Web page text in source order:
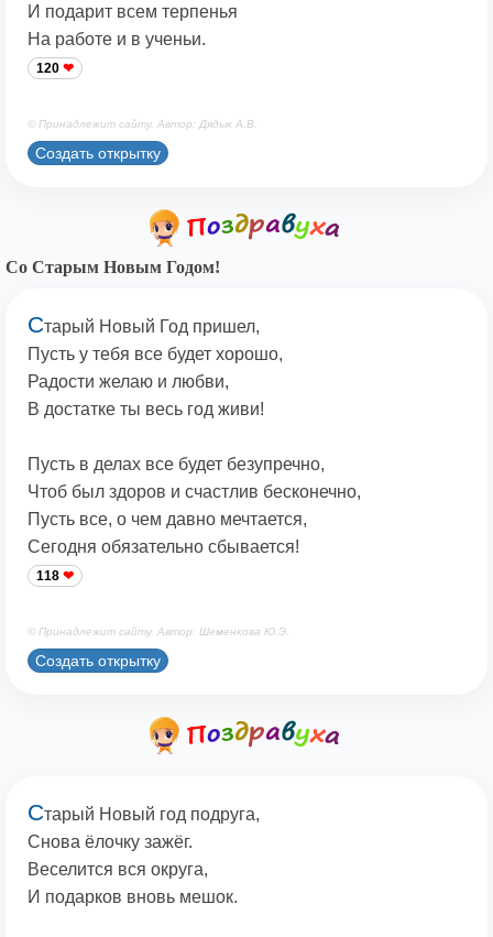
И подарит всем терпенья
На работе и в ученьи.
120
© Принадлежит сайту. Автор: Дядык А.В.
Создать открытку
Со Старым Новым Годом!
Старый Новый Год пришел,
Пусть у тебя все будет хорошо,
Радости желаю и любви,
В достатке ты весь год живи!
Пусть в делах все будет безупречно,
Чтоб был здоров и счастлив бесконечно,
Пусть все, о чем давно мечтается,
Сегодня обязательно сбывается!
118
© Принадлежит сайту. Автор: Шеменкова Ю.Э.
Создать открытку
Старый Новый год подруга,
Снова ёлочку зажёг.
Веселится вся округа,
И подарков вновь мешок.